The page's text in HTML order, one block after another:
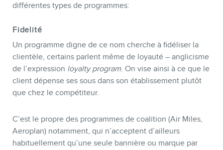
INFOLETTRE
différentes types de programmes:
Fidelité
Un programme digne de ce nom cherche à fidéliser la
clientèle, certains parlent même de loyauté – anglicisme
de l’expression loyalty program. On vise ainsi à ce que le
client dépense ses sous dans son établissement plutôt
que chez le compétiteur.
C’est le propre des programmes de coalition (Air Miles,
Aeroplan) notamment, qui n’acceptent d’ailleurs
habituellement qu’une seule bannière ou marque par